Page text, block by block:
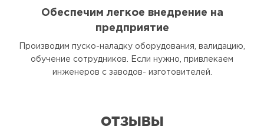
Обеспечим легкое внедрение на
предприятие
Производим пуско-наладку оборудования, валидацию,
обучение сотрудников. Если нужно, привлекаем
инженеров с заводов- изготовителей.
ОТЗЫВЫ